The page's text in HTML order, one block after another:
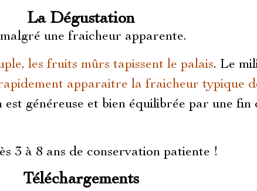
La Dégustation
une fraicheur apparente.
les fruits mûrs tapissent le palais. Le
apparaitre la fraicheur typique
généreuse et bien équilibrée par une fin
3 à 8 ans de conservation patiente !
Téléchargements